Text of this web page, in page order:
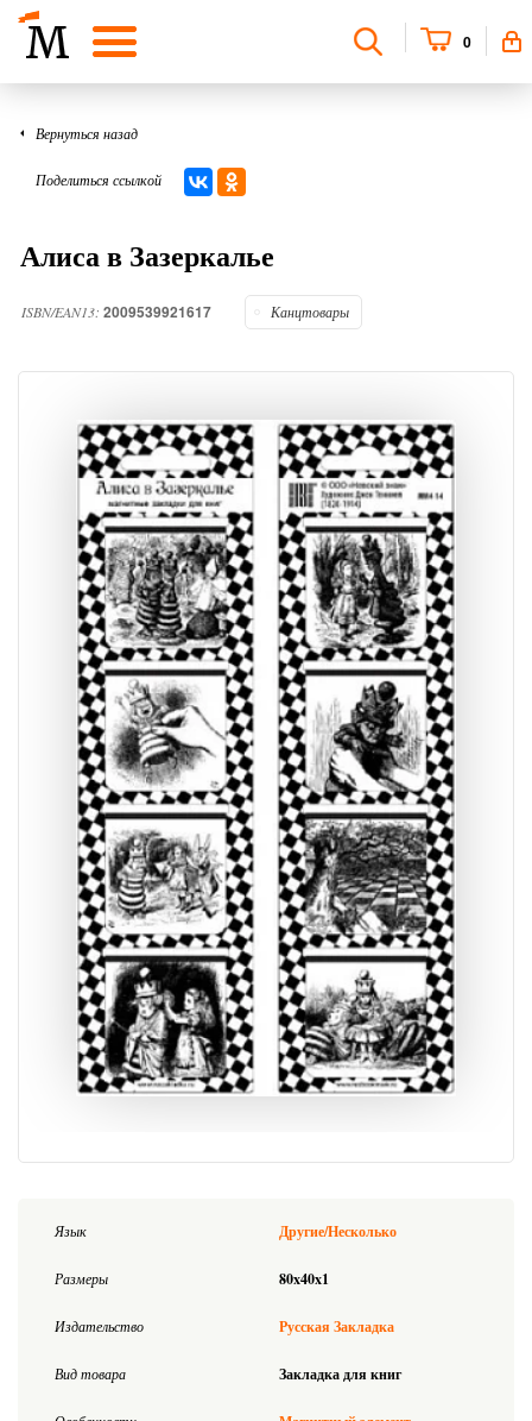
0
Вернуться назад
Поделиться ссылкой
Алиса в Зазеркалье
ISBN/EAN13: 2009539921617 Канцтовары
Язык Другие/Несколько
Размеры 80x40x1
Издательство Русская Закладка
Вид товара Закладка для книг